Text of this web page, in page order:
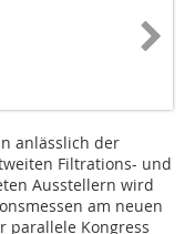
anlässlich der
Filtrations- und
Ausstellern wird
am neuen
parallele Kongress